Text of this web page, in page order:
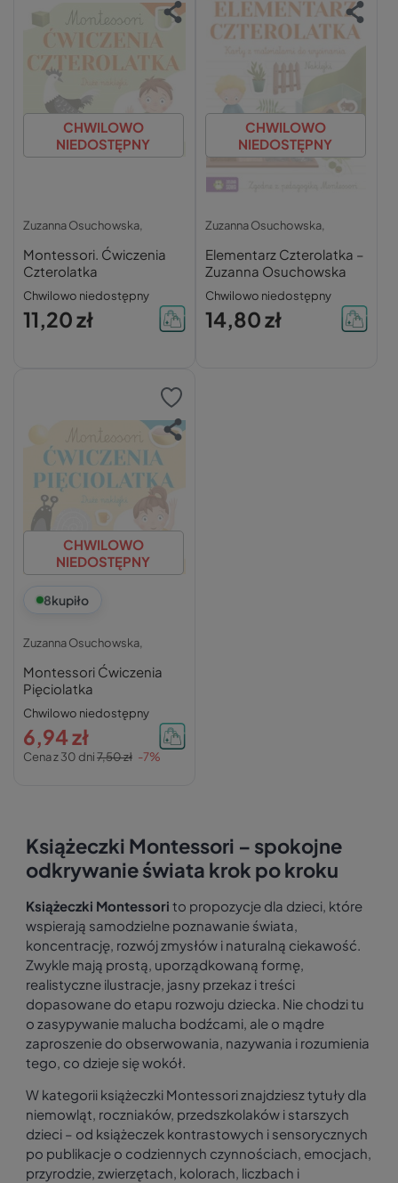
CHWILOWO
NIEDOSTĘPNY
Zuzanna Osuchowska,
Montessori. Ćwiczenia
Czterolatka
Chwilowo niedostępny
11,20 zł
CHWILOWO
NIEDOSTĘPNY
Zuzanna Osuchowska,
Elementarz Czterolatka –
Zuzanna Osuchowska
Chwilowo niedostępny
14,80 zł
CHWILOWO
NIEDOSTĘPNY
8kupiło
Zuzanna Osuchowska,
Montessori Ćwiczenia
Pięciolatka
Chwilowo niedostępny
Cena z 30 dni7,50 zł -7%
6,94 zł
Książeczki Montessori – spokojne
odkrywanie świata krok po kroku
Książeczki Montessori to propozycje dla dzieci, które
wspierają samodzielne poznawanie świata,
koncentrację, rozwój zmysłów i naturalną ciekawość.
Zwykle mają prostą, uporządkowaną formę,
realistyczne ilustracje, jasny przekaz i treści
dopasowane do etapu rozwoju dziecka. Nie chodzi tu
o zasypywanie malucha bodźcami, ale o mądre
zaproszenie do obserwowania, nazywania i rozumienia
tego, co dzieje się wokół.
W kategorii książeczki Montessori znajdziesz tytuły dla
niemowląt, roczniaków, przedszkolaków i starszych
dzieci – od książeczek kontrastowych i sensorycznych
po publikacje o codziennych czynnościach, emocjach,
przyrodzie, zwierzętach, kolorach, liczbach i